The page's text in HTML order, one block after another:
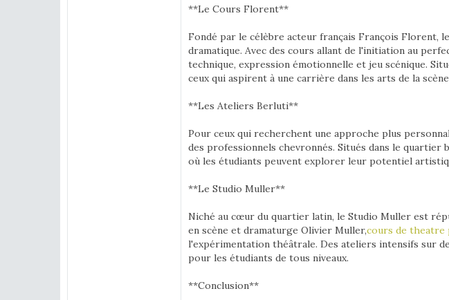
**Le Cours Florent**
Fondé par le célèbre acteur français François
dramatique. Avec des cours allant de l'initiation au
technique, expression émotionnelle et jeu scénique.
ceux qui aspirent à une carrière dans les arts de la
**Les Ateliers Berluti**
Pour ceux qui recherchent une approche plus
des professionnels chevronnés. Situés dans le
où les étudiants peuvent explorer leur potentiel
**Le Studio Muller**
Niché au cœur du quartier latin, le Studio Muller est
en scène et dramaturge Olivier Muller,cours de theatre
l'expérimentation théâtrale. Des ateliers intensifs sur
pour les étudiants de tous niveaux.
**Conclusion**